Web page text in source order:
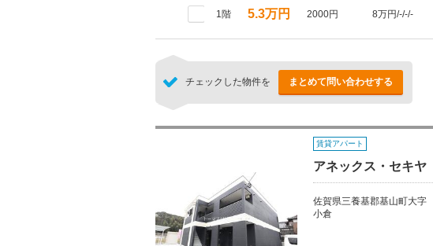
1階 5.3万円 2000円 8万円/-/-/-
チェックした物件を まとめて問い合わせする
賃貸アパート
アネックス・セキヤ
佐賀県三養基郡基山町大字
小倉